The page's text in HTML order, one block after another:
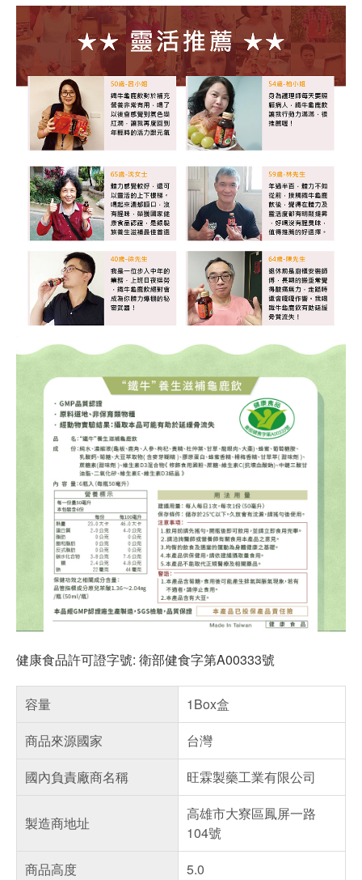
健康食品許可證字號: 衛部健食字第A00333號
容量
1Box盒
商品來源國家
台灣
國內負責廠商名稱
旺霖製藥工業有限公司
製造商地址
高雄市大寮區鳳屏一路
104號
商品高度
5.0